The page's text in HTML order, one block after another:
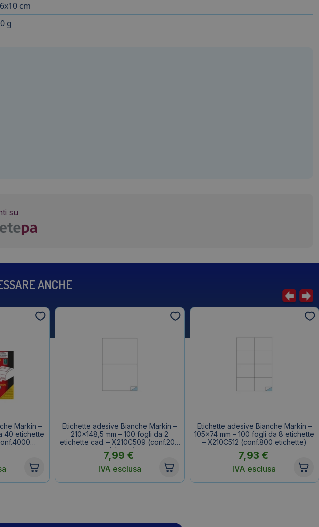
cm
g
su
ANCHE
Markin –
40 etichette
Etichette adesive Bianche Markin –
210×148,5 mm – 100 fogli da 2
etichette cad. – X210C509 (conf.200
etichette)
7,99€
IVA esclusa
Etichette adesive Bianche Markin –
105×74 mm – 100 fogli da 8 etichette
– X210C512 (conf.800 etichette)
7,93€
IVA esclusa